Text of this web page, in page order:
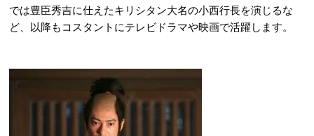
では豊臣秀吉に仕えたキリシタン大名の小西行長を演じるな
ど、以降もコスタントにテレビドラマや映画で活躍します。